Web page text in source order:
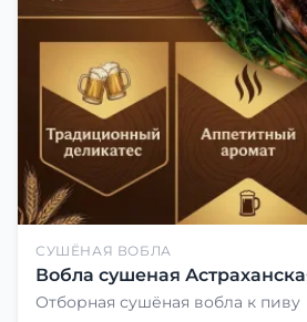
СУШЁНАЯ ВОБЛА
Вобла сушеная
Отборная сушёная вобла к пиву